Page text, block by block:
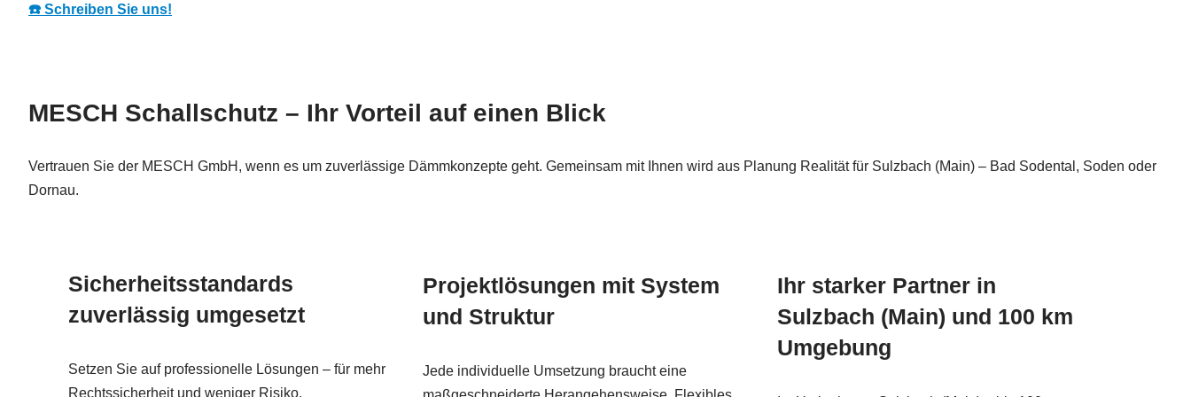
☎️ Schreiben Sie uns!
MESCH Schallschutz – Ihr Vorteil auf einen Blick
Vertrauen Sie der MESCH GmbH, wenn es um zuverlässige Dämmkonzepte geht. Gemeinsam mit Ihnen wird aus Planung Realität für Sulzbach (Main) – Bad Sodental, Soden oder
Dornau.
Sicherheitsstandards
zuverlässig umgesetzt
Setzen Sie auf professionelle Lösungen – für mehr
Rechtssicherheit und weniger Risiko.
Projektlösungen mit System
und Struktur
Jede individuelle Umsetzung braucht eine
Ihr starker Partner in
Sulzbach (Main) und 100 km
Umgebung